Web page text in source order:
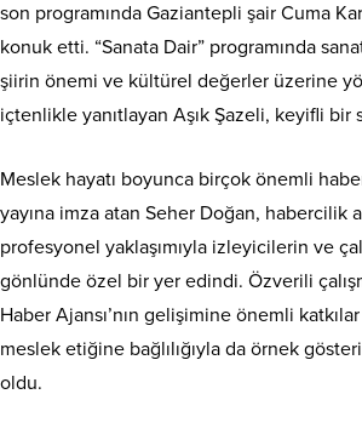
son programında Gaziantepli şair Cuma
konuk etti. “Sanata Dair” programında
şiirin önemi ve kültürel değerler üzerine
içtenlikle yanıtlayan Aşık Şazeli, keyifli bir
Meslek hayatı boyunca birçok önemli
yayına imza atan Seher Doğan, habercilik
profesyonel yaklaşımıyla izleyicilerin ve
gönlünde özel bir yer edindi. Özverili
Haber Ajansı’nın gelişimine önemli
meslek etiğine bağlılığıyla da örnek
oldu.